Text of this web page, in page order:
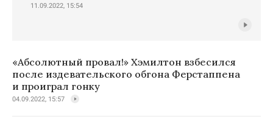
11.09.2022, 15:54
«Абсолютный провал!» Хэмилтон взбесился
после издевательского обгона Ферстаппена
и проиграл гонку
04.09.2022, 15:57